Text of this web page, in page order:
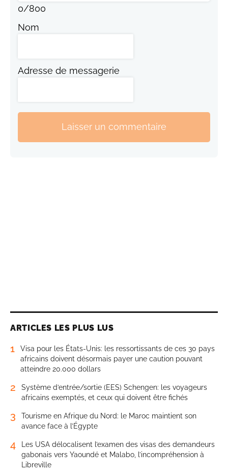
0/800
Nom
Adresse de messagerie
Laisser un commentaire
ARTICLES LES PLUS LUS
1
Visa pour les États-Unis: les ressortissants de ces 30 pays
africains doivent désormais payer une caution pouvant
atteindre 20.000 dollars
2
Système d’entrée/sortie (EES) Schengen: les voyageurs
africains exemptés, et ceux qui doivent être fichés
3
Tourisme en Afrique du Nord: le Maroc maintient son
avance face à l’Égypte
4
Les USA délocalisent l’examen des visas des demandeurs
gabonais vers Yaoundé et Malabo, l’incompréhension à
Libreville